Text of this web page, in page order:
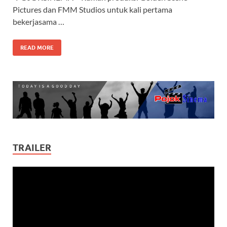
Pictures dan FMM Studios untuk kali pertama
bekerjasama …
READ MORE
TRAILER